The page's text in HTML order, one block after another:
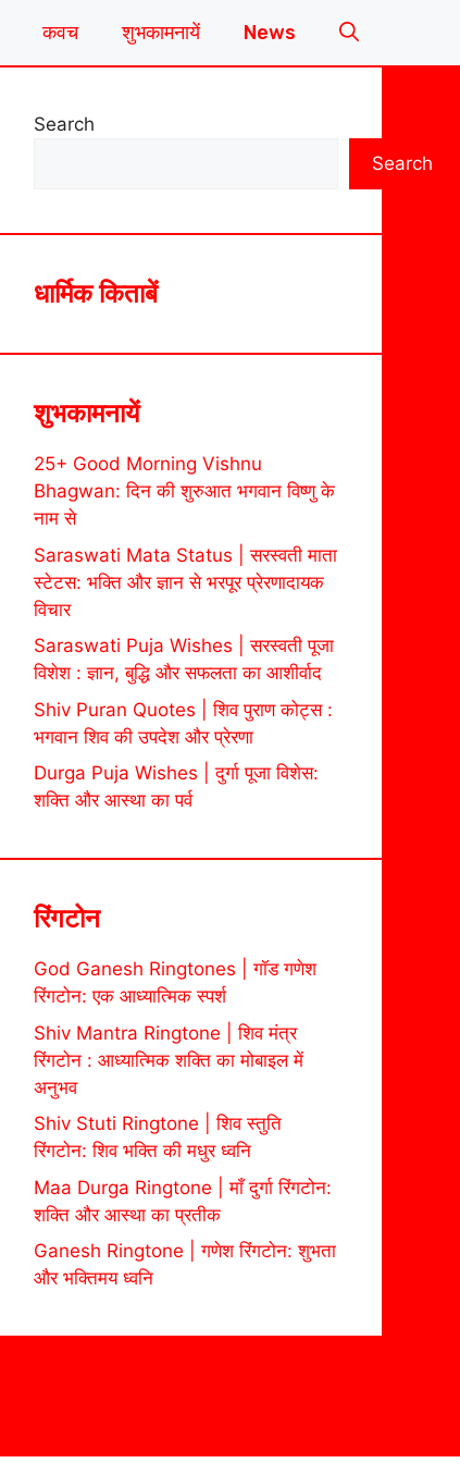
कवच शुभकामनायें News
Search
Search
धार्मिक किताबें
शुभकामनायें
25+ Good Morning Vishnu
Bhagwan: दिन की शुरुआत भगवान विष्णु के
नाम से
Saraswati Mata Status | सरस्वती माता
स्टेटस: भक्ति और ज्ञान से भरपूर प्रेरणादायक
विचार
Saraswati Puja Wishes | सरस्वती पूजा
विशेश : ज्ञान, बुद्धि और सफलता का आशीर्वाद
Shiv Puran Quotes | शिव पुराण कोट्स :
भगवान शिव की उपदेश और प्रेरणा
Durga Puja Wishes | दुर्गा पूजा विशेस:
शक्ति और आस्था का पर्व
रिंगटोन
God Ganesh Ringtones | गॉड गणेश
रिंगटोन: एक आध्यात्मिक स्पर्श
Shiv Mantra Ringtone | शिव मंत्र
रिंगटोन : आध्यात्मिक शक्ति का मोबाइल में
अनुभव
Shiv Stuti Ringtone | शिव स्तुति
रिंगटोन: शिव भक्ति की मधुर ध्वनि
Maa Durga Ringtone | माँ दुर्गा रिंगटोन:
शक्ति और आस्था का प्रतीक
Ganesh Ringtone | गणेश रिंगटोन: शुभता
और भक्तिमय ध्वनि